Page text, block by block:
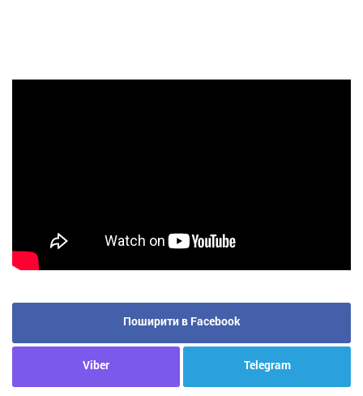
Поширити в Facebook
Viber Telegram